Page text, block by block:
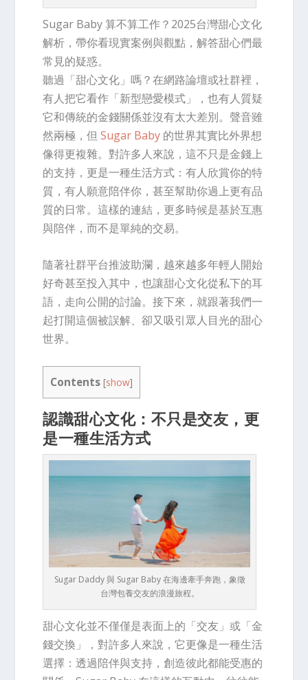
Sugar Baby 算不算工作？2025台灣甜心文化
解析，帶你看現實案例與觀點，解答甜心們最
常見的疑惑。
聽過「甜心文化」嗎？在網路論壇或社群裡，
有人把它看作「新型戀愛模式」，也有人質疑
它和傳統的金錢關係並沒有太大差別。聲音雖
然兩極，但Sugar Baby 的世界其實比外界想
像得更複雜。對許多人來說，這不只是金錢上
的支持，更是一種生活方式：有人欣賞你的特
質，有人願意陪伴你，甚至幫助你過上更有品
質的日常。這樣的連結，更多時候是基於互惠
與陪伴，而不是單純的交易。
隨著社群平台推波助瀾，越來越多年輕人開始
好奇甚至投入其中，也讓甜心文化從私下的耳
語，走向公開的討論。接下來，就跟著我們一
起打開這個被誤解、卻又吸引眾人目光的甜心
世界。
Contents [show]
認識甜心文化：不只是交友，更
是一種生活方式
Sugar Daddy 與 Sugar Baby 在海邊牽手奔跑，象徵
台灣包養交友的浪漫旅程。
甜心文化並不僅僅是表面上的「交友」或「金
錢交換」，對許多人來說，它更像是一種生活
選擇：透過陪伴與支持，創造彼此都能受惠的